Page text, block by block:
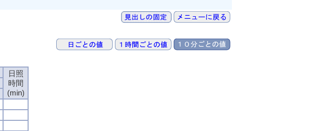
日照
時間
(min)